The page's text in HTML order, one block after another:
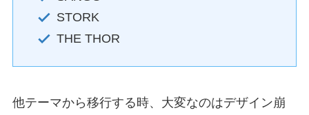
STORK
THE THOR
他テーマから移行する時、大変なのはデザイン崩